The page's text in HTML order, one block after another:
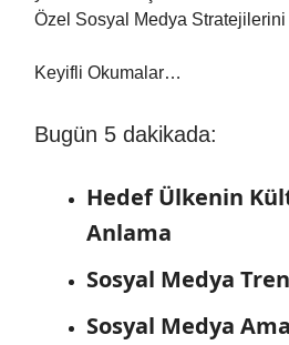
Özel Sosyal Medya
Keyifli Okumalar…
Bugün 5 dakikada:
Hedef Ülkenin
Anlama
Sosyal Medya
Sosyal Medya